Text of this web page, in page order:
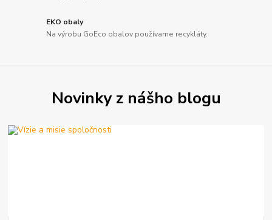
EKO obaly
Na výrobu GoEco obalov používame recykláty.
Novinky z nášho blogu